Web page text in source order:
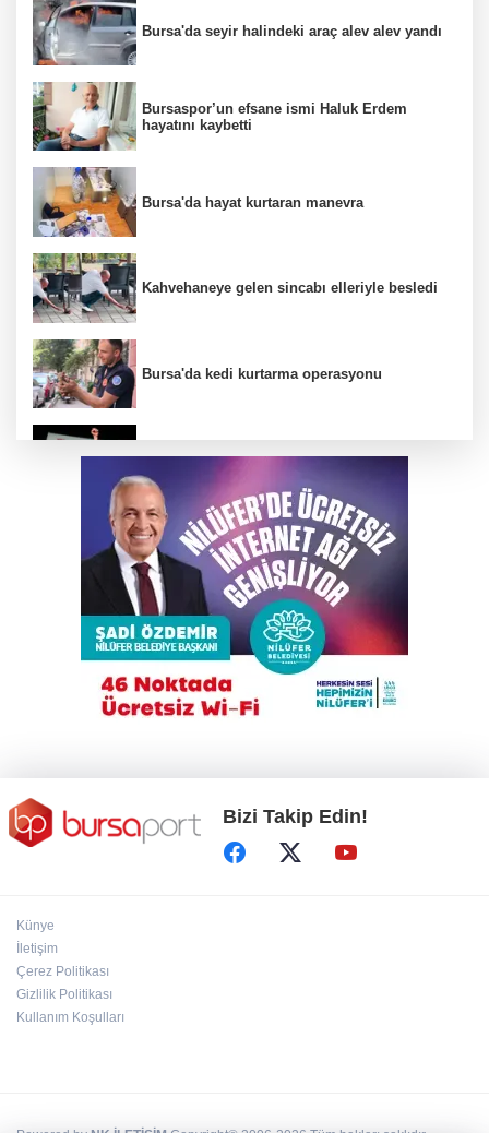
Bursa'da seyir halindeki araç alev alev yandı
Bursaspor’un efsane ismi Haluk Erdem
hayatını kaybetti
Bursa'da hayat kurtaran manevra
Kahvehaneye gelen sincabı elleriyle besledi
Bursa'da kedi kurtarma operasyonu
Depoda çıkan yangın apartmanı yakıyordu
Bursa'da makilik alanda yangın
Bursa'da kaçak bina yıkımında hayat kurtaran
müdahale
Bizi Takip Edin!
Künye
İletişim
Çerez Politikası
Gizlilik Politikası
Kullanım Koşulları